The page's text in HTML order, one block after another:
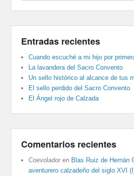
Entradas recientes
Cuando escuché a mi hijo por
La lavandera del Sacro Convento
Un sello histórico al alcance de tus
El sello perdido del Sacro Convento
El Ángel rojo de Calzada
Comentarios recientes
Coevolador en Blas Ruiz de Hernán
aventurero calzadeño del siglo XVI